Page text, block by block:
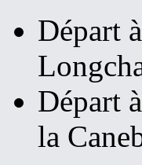
Départ
Départ
la